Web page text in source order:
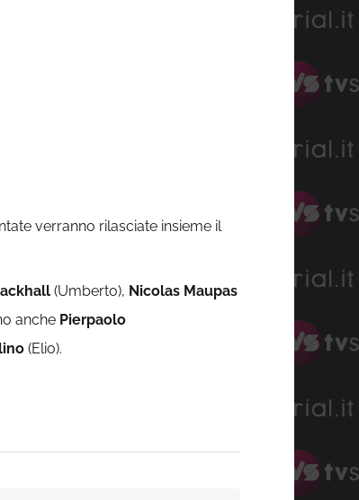
verranno rilasciate insieme il
(Umberto), Nicolas Maupas
anche Pierpaolo
(Elio).